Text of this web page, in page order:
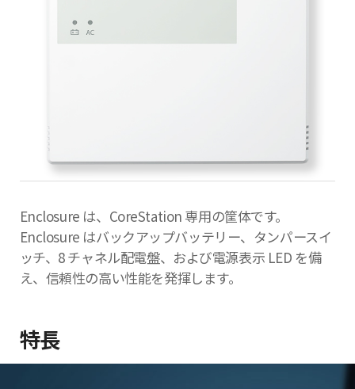
Enclosure は、CoreStation 専用の筐体です。
Enclosure はバックアップバッテリー、タンパースイ
ッチ、8 チャネル配電盤、および電源表示 LED を備
え、信頼性の高い性能を発揮します。
特長